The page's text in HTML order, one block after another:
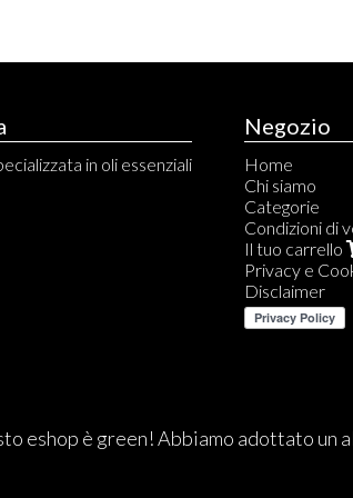
in oli essenziali
Negozio
Home
Chi siamo
Categorie
Condizioni di
Il tuo carrello
Privacy e
Disclaimer
eshop è green! Abbiamo adottato un